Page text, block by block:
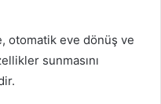
otomatik eve dönüş ve
sunmasını